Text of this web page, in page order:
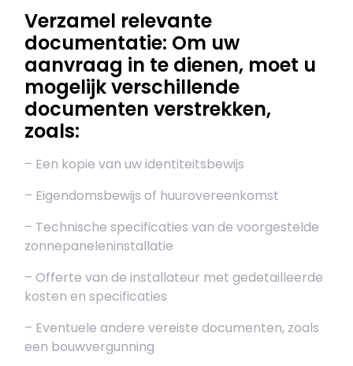
Verzamel relevante
documentatie: Om uw
aanvraag in te dienen, moet u
mogelijk verschillende
documenten verstrekken,
zoals:
– Een kopie van uw identiteitsbewijs
– Eigendomsbewijs of huurovereenkomst
– Technische specificaties van de voorgestelde
zonnepaneleninstallatie
– Offerte van de installateur met gedetailleerde
kosten en specificaties
– Eventuele andere vereiste documenten, zoals
een bouwvergunning